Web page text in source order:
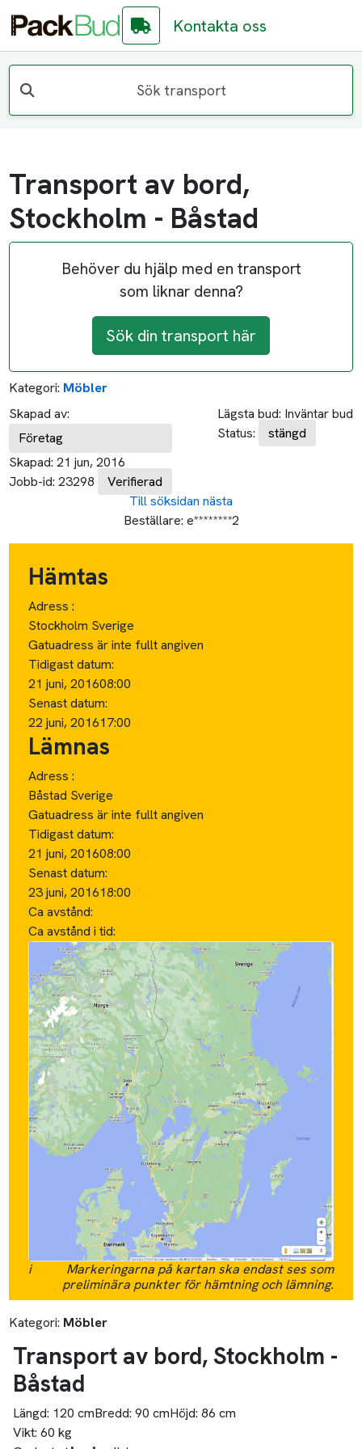
Kontakta oss
Sök transport
Transport av bord,
Stockholm - Båstad
Behöver du hjälp med en transport
som liknar denna?
Sök din transport här
Kategori: Möbler
Skapad av:
Företag
Skapad: 21 jun, 2016
Jobb-id: 23298 Verifierad
Lägsta bud: Inväntar bud
Status:
stängd
Till söksidan nästa
Beställare: e********2
Hämtas
Adress :
Stockholm Sverige
Gatuadress är inte fullt angiven
Tidigast datum:
21 juni, 201608:00
Senast datum:
22 juni, 201617:00
Lämnas
Adress :
Båstad Sverige
Gatuadress är inte fullt angiven
Tidigast datum:
21 juni, 201608:00
Senast datum:
23 juni, 201618:00
Ca avstånd:
Ca avstånd i tid:
i
Markeringarna på kartan ska endast ses som
preliminära punkter för hämtning och lämning.
Kategori: Möbler
Transport av bord, Stockholm -
Båstad
Längd: 120 cmBredd: 90 cmHöjd: 86 cm
Vikt: 60 kg